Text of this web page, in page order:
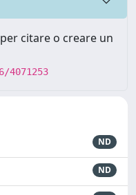
citare o creare un
ND
ND